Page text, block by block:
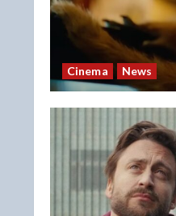
Cinema News